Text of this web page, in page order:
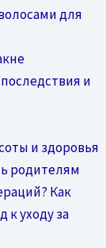
для
и
и здоровья
родителям
Как
уходу за